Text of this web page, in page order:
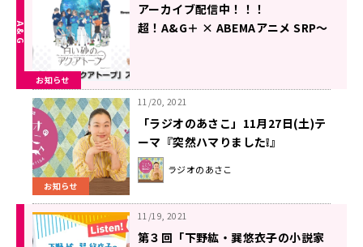
お知らせ
アーカイブ配信中！！！
超！A&G＋ × ABEMAアニメ SRP～
お知らせ
11/20, 2021
「ラジオのあさこ」11月27日(土)テ
ーマ『突然ハマりました❕』
ラジオのあさこ
11/19, 2021
第３回「下野紘・巽悠衣子の小説家